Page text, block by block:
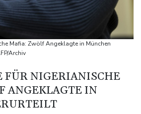
bleibt wegen Technikproblemen vorerst
Beginn von Ukraine-Krieg nach Serbien
für Drohnenvorfall an Leipziger
Aussetzung von Trumps
Mafia: Zwölf Angeklagte in München
Archiv
FÜR NIGERIANISCHE
ANGEKLAGTE IN